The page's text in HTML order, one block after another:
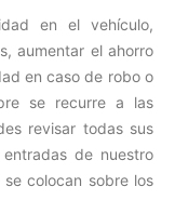
en el vehículo,
aumentar el ahorro
en caso de robo o
se recurre a las
revisar todas sus
de nuestro
colocan sobre los